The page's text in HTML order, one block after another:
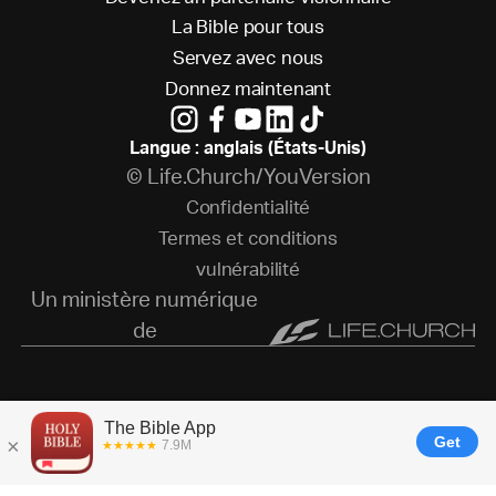
La Bible pourtous
Servezavec nous
Donnez maintenant
Langue : anglais (États-Unis)
© Life.Church/YouVersion
Confidentialité
Termes et conditions
vulnérabilité
Un ministère numérique
de